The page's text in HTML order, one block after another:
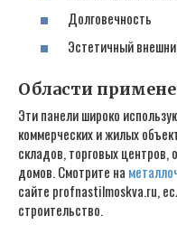
Долговечность
Эстетичный
Области
Эти панели широко
коммерческих и жилых
складов, торговых
домов. Смотрите на
сайте profnastilmoskva.ru,
строительство.